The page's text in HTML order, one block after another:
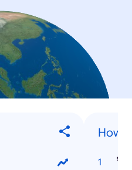
How-
วิ